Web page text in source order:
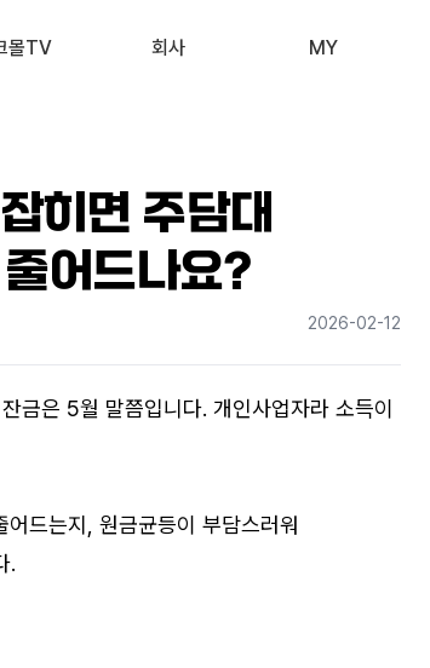
몰TV 회사 MY
뉴스 고객 후기
뱅크몰 제휴
실시간 상담
히면 주담대
어드나요?
2026-02-12
금은 5월 말쯤입니다. 개인사업자라 소득이
드는지, 원금균등이 부담스러워
.